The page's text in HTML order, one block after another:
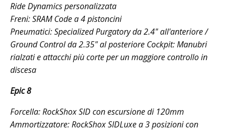
Ride Dynamics personalizzata
Freni: SRAM Code a 4 pistoncini
Pneumatici: Specialized Purgatory da 2.4" all'anteriore /
Ground Control da 2.35" al posteriore Cockpit: Manubri
rialzati e attacchi più corte per un maggiore controllo in
discesa
Epic 8
Forcella: RockShox SID con escursione di 120mm
Ammortizzatore: RockShox SIDLuxe a 3 posizioni con